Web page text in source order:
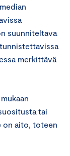
suunniteltava
merkittävä
tai
on aito, toteen